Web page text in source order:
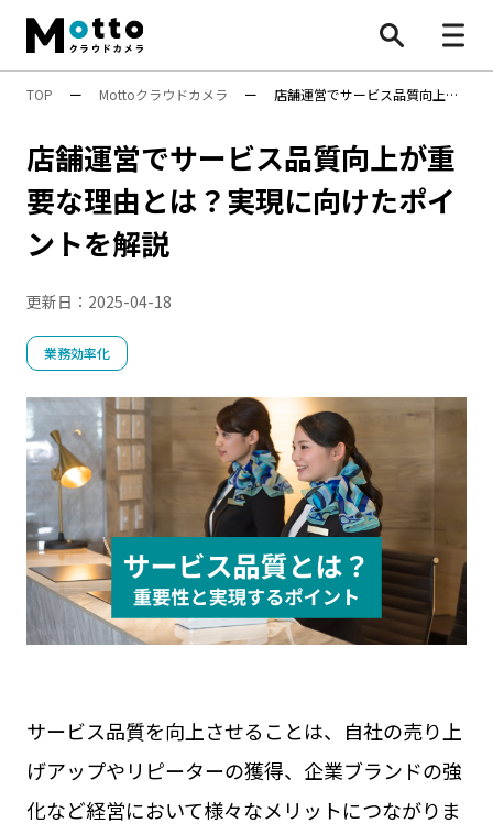
ナンバープレート認識
BONX
水中ポンプ死活監視App
設置・工事
施工管理 点呼
8掛け社会
顧客分析
人手不足対策
Safieの機能
Safie One
DX
AIカメラ
見守りカメラ
ウェアラブルカメラ
屋外カメラ
現場カメラ
遠隔臨場
Safie GOシリーズ
展示会
Safie Entrance2
セミナー
Safie Pocketシリーズ
リアルなセーフィー活用事例
お役立ち資料
お問い合わせ
すべて
防犯カメラ
業務効率化
AI活用
遠隔〇〇
特集
TOP ー Mottoクラウドカメラ ー 店舗運営でサービス品質向上が
店舗運営でサービス品質向上が重
要な理由とは？実現に向けたポイ
ントを解説
業務効率化
更新日： 2025-04-18
サービス品質を向上させることは、自社の売り上
げアップやリピーターの獲得、企業ブランドの強
化など経営において様々なメリットにつながりま